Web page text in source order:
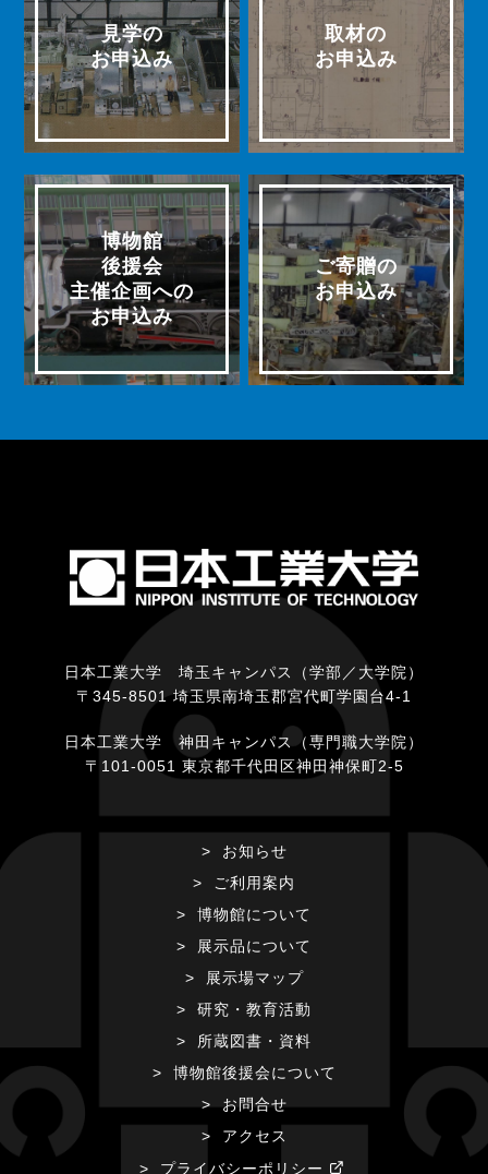
見学の
お申込み
取材の
お申込み
博物館
後援会
主催企画への
お申込み
ご寄贈の
お申込み
日本工業大学 埼玉キャンパス（学部／大学院）
〒345-8501 埼玉県南埼玉郡宮代町学園台4-1
日本工業大学 神田キャンパス（専門職大学院）
〒101-0051 東京都千代田区神田神保町2-5
お知らせ
ご利用案内
博物館について
展示品について
展示場マップ
研究・教育活動
所蔵図書・資料
博物館後援会について
お問合せ
アクセス
プライバシーポリシー